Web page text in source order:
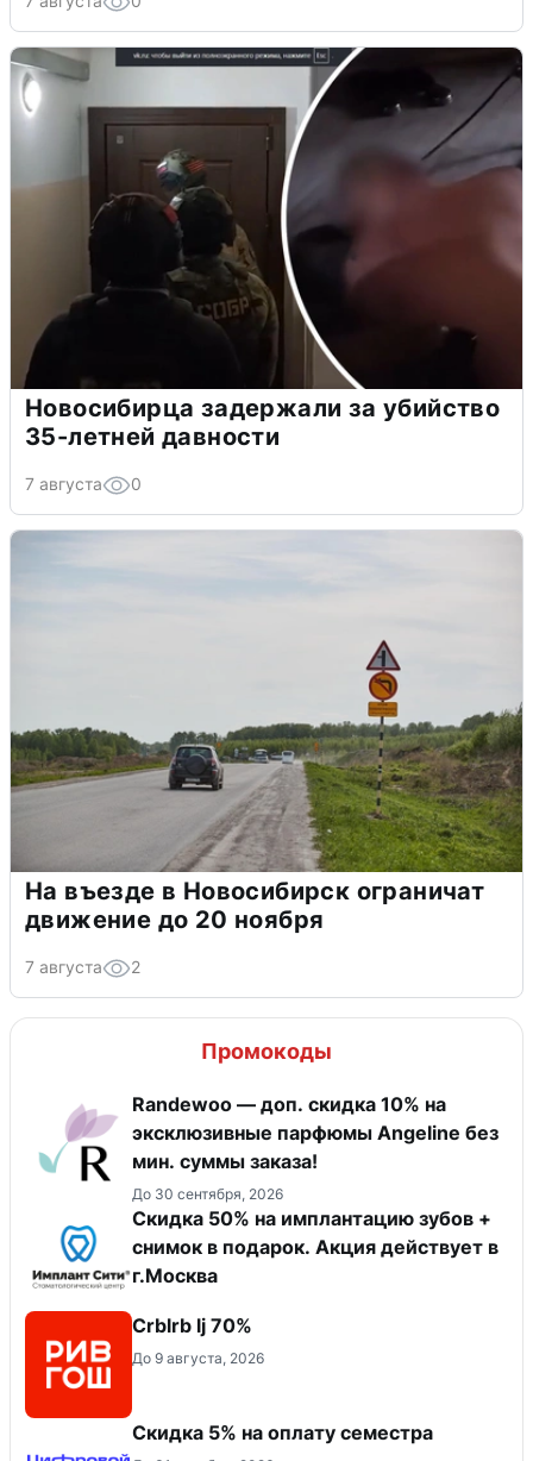
Новосибирца задержали за убийство
35-летней давности
7 августа 0
На въезде в Новосибирск ограничат
движение до 20 ноября
7 августа 2
Промокоды
Randewoo — доп. скидка 10% на
эксклюзивные парфюмы Angeline без
мин. суммы заказа!
До 30 сентября, 2026
Скидка 50% на имплантацию зубов +
снимок в подарок. Акция действует в
г.Москва
Crblrb lj 70%
До 9 августа, 2026
Скидка 5% на оплату семестра